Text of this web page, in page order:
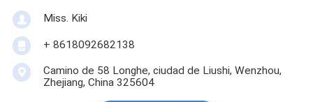
Miss. Kiki
+ 8618092682138
Camino de 58 Longhe, ciudad de Liushi, Wenzhou,
Zhejiang, China 325604